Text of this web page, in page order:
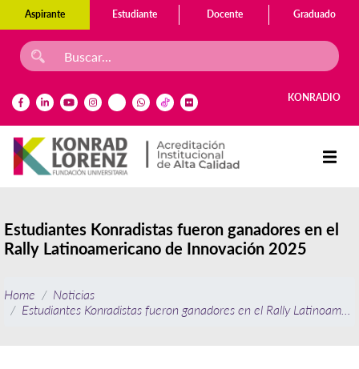
Aspirante Estudiante Docente Graduado
KONRADIO
Estudiantes Konradistas fueron ganadores en el
Rally Latinoamericano de Innovación 2025
Home
Noticias
Estudiantes Konradistas fueron ganadores en el Rally